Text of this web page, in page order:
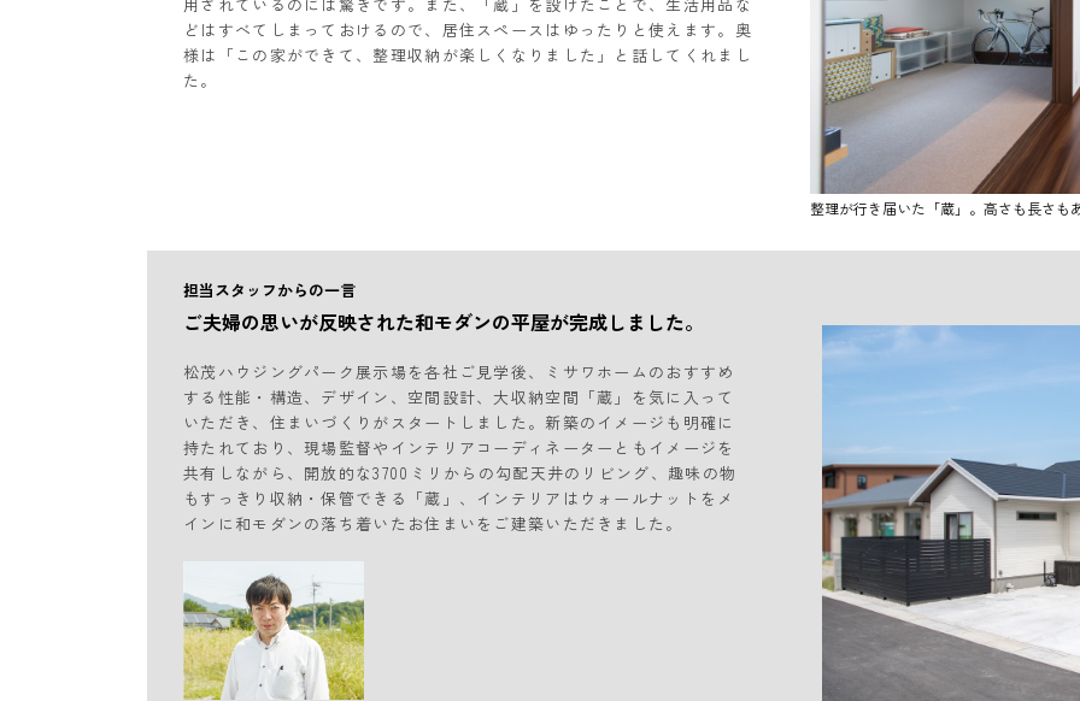
どはすべてしまっておけるので、居住スペースはゆったりと使えます。奥
様は「この家ができて、整理収納が楽しくなりました」と話してくれまし
た。
整理が行き届いた「蔵」。高さも長さ
担当スタッフからの一言
ご夫婦の思いが反映された和モダンの平屋が完成しました。
松茂ハウジングパーク展示場を各社ご見学後、ミサワホームのおすすめ
する性能・構造、デザイン、空間設計、大収納空間「蔵」を気に入って
いただき、住まいづくりがスタートしました。新築のイメージも明確に
持たれており、現場監督やインテリアコーディネーターともイメージを
共有しながら、開放的な3700ミリからの勾配天井のリビング、趣味の物
もすっきり収納・保管できる「蔵」、インテリアはウォールナットをメ
インに和モダンの落ち着いたお住まいをご建築いただきました。